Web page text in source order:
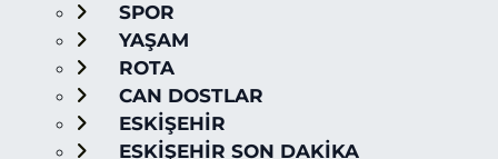
SPOR
YAŞAM
ROTA
CAN DOSTLAR
ESKİŞEHİR
ESKİŞEHİR SON DAKİKA